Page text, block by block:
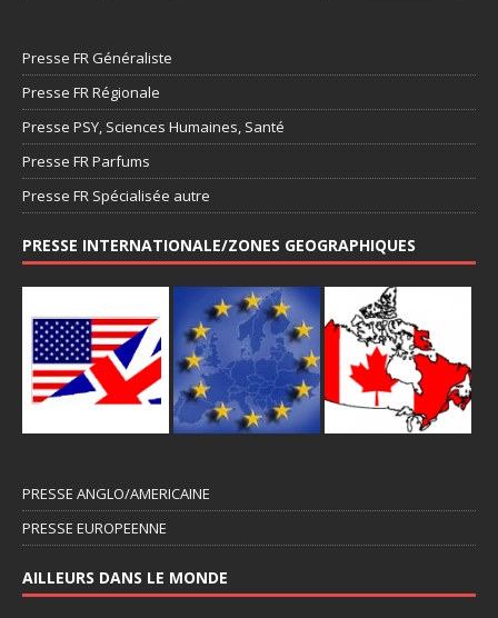
Presse FR Généraliste
Presse FR Régionale
Presse PSY, Sciences Humaines, Santé
Presse FR Parfums
Presse FR Spécialisée autre
PRESSE INTERNATIONALE/ZONES GEOGRAPHIQUES
PRESSE ANGLO/AMERICAINE
PRESSE EUROPEENNE
AILLEURS DANS LE MONDE